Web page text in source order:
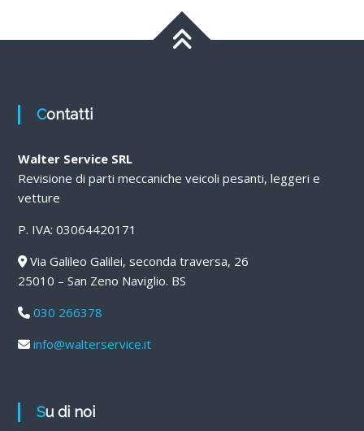
Contatti
Walter Service SRL
Revisione di parti meccaniche veicoli pesanti, leggeri e
vetture
P. IVA: 03064420171
Via Galileo Galilei, seconda traversa, 26
25010 – San Zeno Naviglio. BS
030 266378
info@walterservice.it
Su di noi